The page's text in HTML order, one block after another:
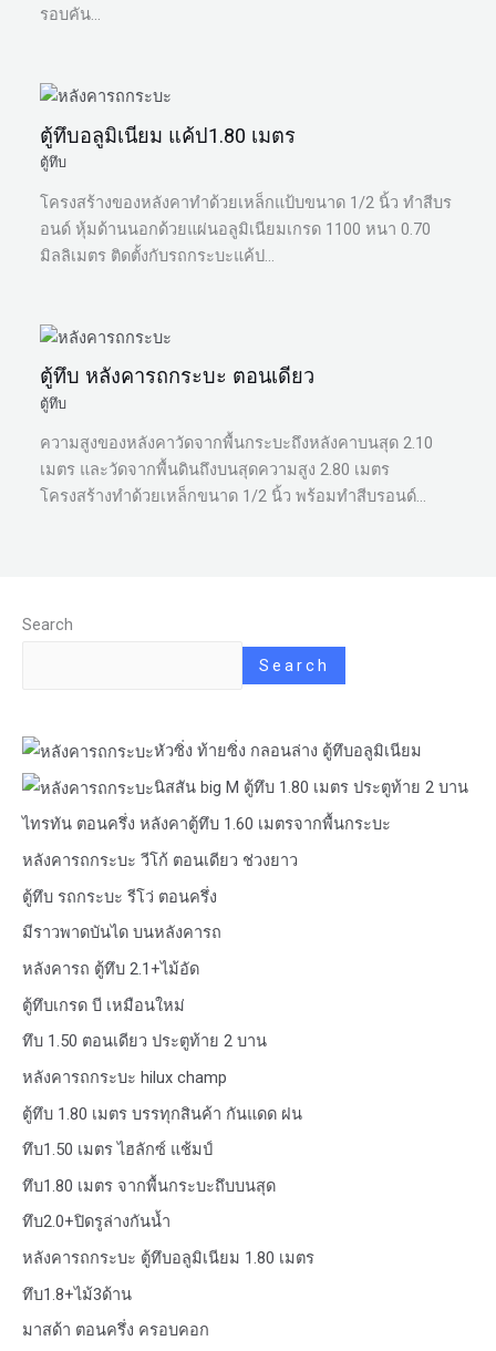
รอบคัน…
ตู้ทึบอลูมิเนียม แค้ป1.80 เมตร
ตู้ทึบ
โครงสร้างของหลังคาทำด้วยเหล็กแป้บขนาด 1/2 นิ้ว ทำสีบร
อนด์ หุ้มด้านนอกด้วยแผ่นอลูมิเนียมเกรด 1100 หนา 0.70
มิลลิเมตร ติดตั้งกับรถกระบะแค้ป…
ตู้ทึบ หลังคารถกระบะ ตอนเดียว
ตู้ทึบ
ความสูงของหลังคาวัดจากพื้นกระบะถึงหลังคาบนสุด 2.10
เมตร และวัดจากพื้นดินถึงบนสุดความสูง 2.80 เมตร
โครงสร้างทำด้วยเหล็กขนาด 1/2 นิ้ว พร้อมทำสีบรอนด์…
Search
Search
หัวซิ่ง ท้ายซิ่ง กลอนล่าง ตู้ทึบอลูมิเนียม
นิสสัน big M ตู้ทึบ 1.80 เมตร ประตูท้าย 2 บาน
ไทรทัน ตอนครึ่ง หลังคาตู้ทึบ 1.60 เมตรจากพื้นกระบะ
หลังคารถกระบะ วีโก้ ตอนเดียว ช่วงยาว
ตู้ทึบ รถกระบะ รีโว่ ตอนครึ่ง
มีราวพาดบันได บนหลังคารถ
หลังคารถ ตู้ทึบ 2.1+ไม้อัด
ตู้ทึบเกรด บี เหมือนใหม่
ทึบ 1.50 ตอนเดียว ประตูท้าย 2 บาน
หลังคารถกระบะ hilux champ
ตู้ทึบ 1.80 เมตร บรรทุกสินค้า กันแดด ฝน
ทึบ1.50 เมตร ไฮลักซ์ แช้มป์
ทึบ1.80 เมตร จากพื้นกระบะถึบบนสุด
ทึบ2.0+ปิดรูล่างกันน้ำ
หลังคารถกระบะ ตู้ทึบอลูมิเนียม 1.80 เมตร
ทึบ1.8+ไม้3ด้าน
มาสด้า ตอนครึ่ง ครอบคอก